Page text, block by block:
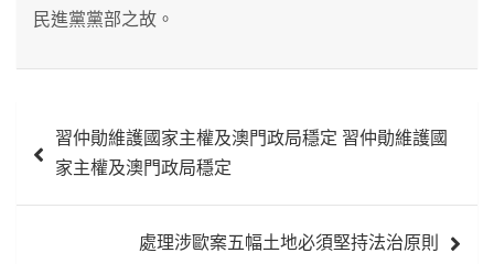
民進黨黨部之故。
章
習仲勛維護國家主權及澳門政局穩定 習仲勛維護國
家主權及澳門政局穩定
處理涉歐案五幅土地必須堅持法治原則